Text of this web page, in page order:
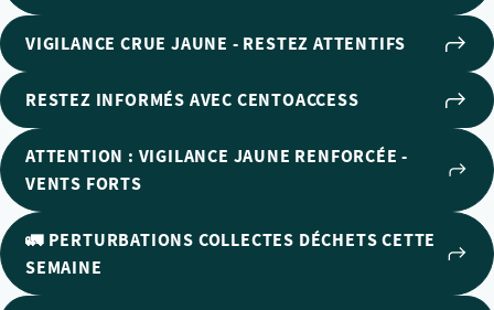
VIGILANCE CRUE JAUNE - RESTEZ ATTENTIFS
RESTEZ INFORMÉS AVEC CENTOACCESS
ATTENTION : VIGILANCE JAUNE RENFORCÉE -
VENTS FORTS
🚛 PERTURBATIONS COLLECTES DÉCHETS CETTE
SEMAINE